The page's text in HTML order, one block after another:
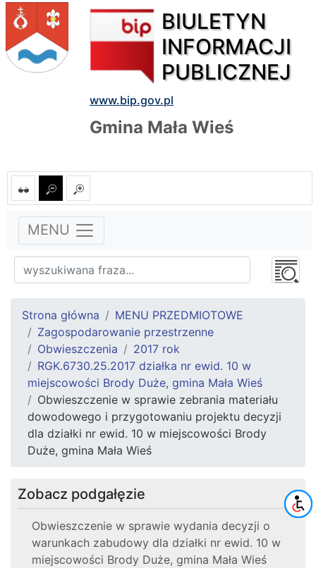
BIULETYN
INFORMACJI
PUBLICZNEJ
www.bip.gov.pl
Gmina Mała Wieś
MENU
Strona główna
MENU PRZEDMIOTOWE
Zagospodarowanie przestrzenne
Obwieszczenia
2017 rok
RGK.6730.25.2017 działka nr ewid. 10 w
miejscowości Brody Duże, gmina Mała Wieś
Obwieszczenie w sprawie zebrania materiału
dowodowego i przygotowaniu projektu decyzji
dla działki nr ewid. 10 w miejscowości Brody
Duże, gmina Mała Wieś
Zobacz podgałęzie
Obwieszczenie w sprawie wydania decyzji o
warunkach zabudowy dla działki nr ewid. 10 w
miejscowości Brody Duże, gmina Mała Wieś